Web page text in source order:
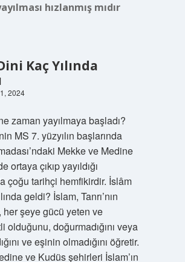
hızlanmış mıdır
Kaç Yılında
2024
zaman yayılmaya başladı?
MS 7. yüzyılın başlarında
Mekke ve Medine
ortaya çıkıp yayıldığı
çoğu tarihçi hemfikirdir. İslâm
geldi? İslam, Tanrı’nın
her şeye gücü yeten ve
olduğunu, doğurmadığını veya
ve eşinin olmadığını öğretir.
ve Kudüs şehirleri İslam’ın